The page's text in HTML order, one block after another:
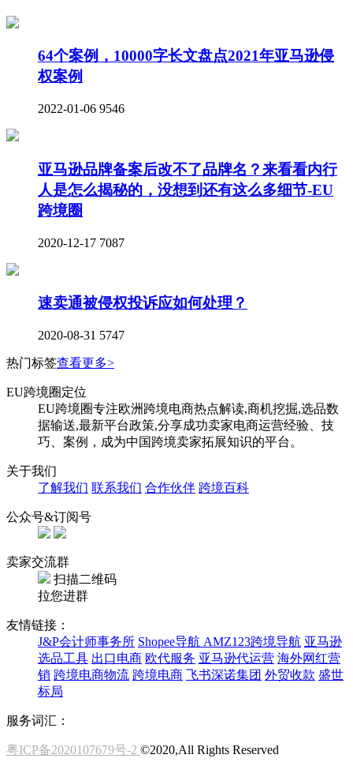
64个案例，10000字长文盘点2021年亚马逊侵
权案例
2022-01-06 9546
亚马逊品牌备案后改不了品牌名？来看看内行
人是怎么揭秘的，没想到还有这么多细节-EU
跨境圈
2020-12-17 7087
速卖通被侵权投诉应如何处理？
2020-08-31 5747
热门标签查看更多>
EU跨境圈定位
EU跨境圈专注欧洲跨境电商热点解读,商机挖掘,选品数
据输送,最新平台政策,分享成功卖家电商运营经验、技
巧、案例，成为中国跨境卖家拓展知识的平台。
关于我们
了解我们 联系我们 合作伙伴 跨境百科
公众号&订阅号
卖家交流群
扫描二维码
拉您进群
友情链接：
J&P会计师事务所 Shopee导航 AMZ123跨境导航 亚马逊
选品工具 出口电商 欧代服务 亚马逊代运营 海外网红营
销 跨境电商物流 跨境电商 飞书深诺集团 外贸收款 盛世
标局
服务词汇：
粤ICP备2020107679号-2 ©2020,All Rights Reserved